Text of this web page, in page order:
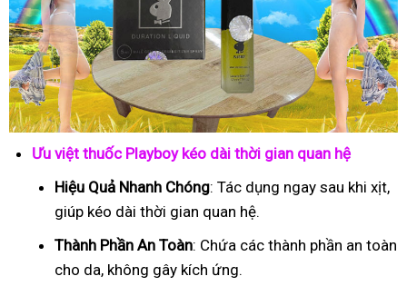
Ưu việt thuốc Playboy kéo dài thời gian quan hệ
Hiệu Quả Nhanh Chóng: Tác dụng ngay sau khi xịt,
giúp kéo dài thời gian quan hệ.
Thành Phần An Toàn: Chứa các thành phần an toàn
cho da, không gây kích ứng.